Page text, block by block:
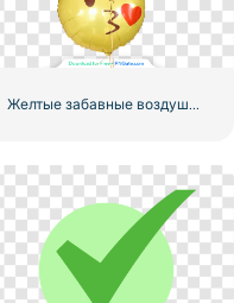
Желтые забавные воздушные шары с смайликами Love